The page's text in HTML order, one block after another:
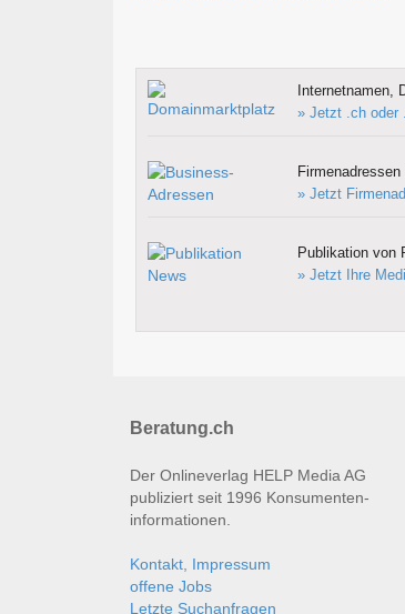
Internetnamen,
» Jetzt .ch oder
Firmenadressen
» Jetzt
Publikation von
» Jetzt Ihre
Beratung.ch
Der Onlineverlag HELP Media AG
publiziert seit 1996 Konsumenten­
informationen.
Kontakt, Impressum
offene Jobs
Letzte Suchanfragen